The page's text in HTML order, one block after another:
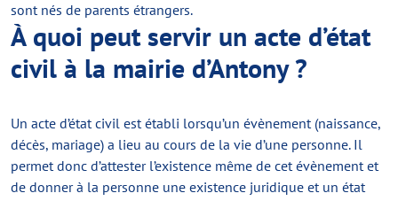
sont nés de parents étrangers.
À quoi peut servir un acte d’état
civil à la mairie d’Antony ?
Un acte d’état civil est établi lorsqu’un évènement (naissance,
décès, mariage) a lieu au cours de la vie d’une personne. Il
permet donc d’attester l’existence même de cet évènement et
de donner à la personne une existence juridique et un état